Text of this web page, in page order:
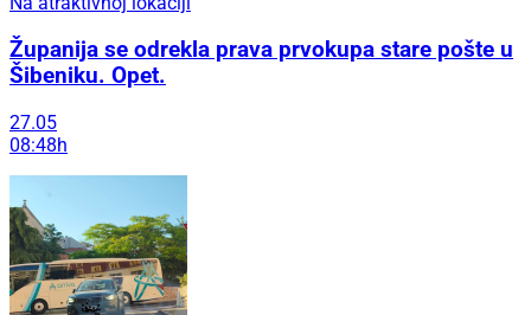
Županija se odrekla prava prvokupa stare pošte u
Šibeniku. Opet.
27.05
08:48h